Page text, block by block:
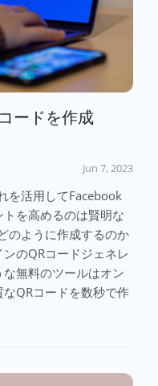
ードを作成
Jun 7, 2023
を活用してFacebook
を高めるのは賢明な
のように作成するのか
のQRコードジェネレ
無料のツールはオン
QRコードを数秒で作